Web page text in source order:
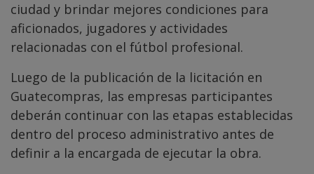
ciudad y brindar mejores condiciones para
aficionados, jugadores y actividades
relacionadas con el fútbol profesional.
Luego de la publicación de la licitación en
Guatecompras, las empresas participantes
deberán continuar con las etapas establecidas
dentro del proceso administrativo antes de
definir a la encargada de ejecutar la obra.